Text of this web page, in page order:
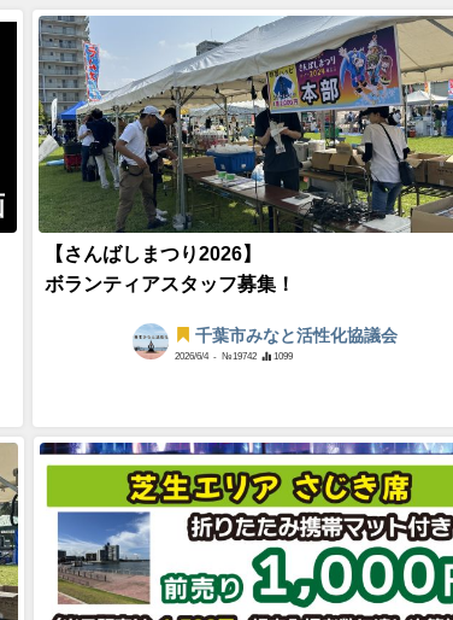
【さんばしまつり2026】
ボランティアスタッフ募集！
千葉市みなと活性化協議会
2026/6/4 - №19742 1099